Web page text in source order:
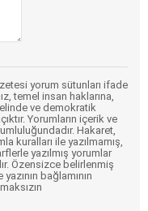
yorum sütunları ifade
temel insan haklarına,
ve demokratik
Yorumların içerik ve
Hakaret,
kuralları ile yazılmamış,
yazılmış yorumlar
Özensizce belirlenmiş
bağlamının